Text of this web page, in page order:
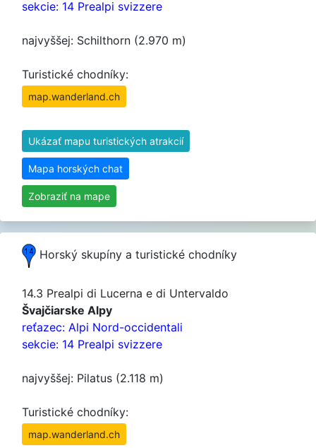
sekcie: 14 Prealpi svizzere
najvyššej: Schilthorn (2.970 m)
Turistické chodníky:
map.wanderland.ch
Ukázať mapu turistických atrakcií
Mapa horských chat
Zobraziť na mape
Horský skupíny a turistické chodníky
14.3 Prealpi di Lucerna e di Untervaldo
Švajčiarske Alpy
reťazec: Alpi Nord-occidentali
sekcie: 14 Prealpi svizzere
najvyššej: Pilatus (2.118 m)
Turistické chodníky:
map.wanderland.ch